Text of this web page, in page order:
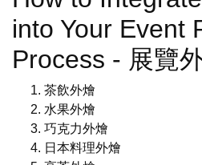
into Your Event
Process - 展覽
茶飲外燴
水果外燴
巧克力外燴
日本料理外燴